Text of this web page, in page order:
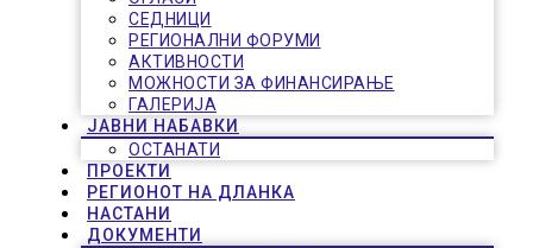
СЕДНИЦИ
РЕГИОНАЛНИ ФОРУМИ
АКТИВНОСТИ
МОЖНОСТИ ЗА ФИНАНСИРАЊЕ
ГАЛЕРИЈА
ЈАВНИ НАБАВКИ
ОСТАНАТИ
ПРОЕКТИ
РЕГИОНОТ НА ДЛАНКА
НАСТАНИ
ДОКУМЕНТИ